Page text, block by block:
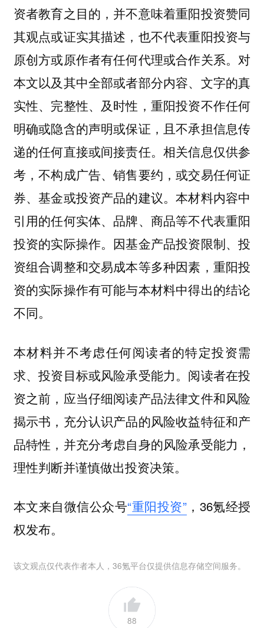
资者教育之目的，并不意味着重阳投资赞同
其观点或证实其描述，也不代表重阳投资与
原创方或原作者有任何代理或合作关系。对
本文以及其中全部或者部分内容、文字的真
实性、完整性、及时性，重阳投资不作任何
明确或隐含的声明或保证，且不承担信息传
递的任何直接或间接责任。相关信息仅供参
考，不构成广告、销售要约，或交易任何证
券、基金或投资产品的建议。本材料内容中
引用的任何实体、品牌、商品等不代表重阳
投资的实际操作。因基金产品投资限制、投
资组合调整和交易成本等多种因素，重阳投
资的实际操作有可能与本材料中得出的结论
不同。
本材料并不考虑任何阅读者的特定投资需
求、投资目标或风险承受能力。阅读者在投
资之前，应当仔细阅读产品法律文件和风险
揭示书，充分认识产品的风险收益特征和产
品特性，并充分考虑自身的风险承受能力，
理性判断并谨慎做出投资决策。
本文来自微信公众号“重阳投资”，36氪经授
权发布。
该文观点仅代表作者本人，36氪平台仅提供信息存储空间服务。
88